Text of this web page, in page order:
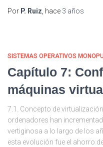
Por P. Ruiz, hace 3 años
SISTEMAS OPERATIVOS
Capítulo 7:
máquinas
7.1. Concepto de
ordenadores han
vertiginosa a lo largo de los
esta evolución fue el ahorro